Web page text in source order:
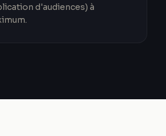
d'audiences) à